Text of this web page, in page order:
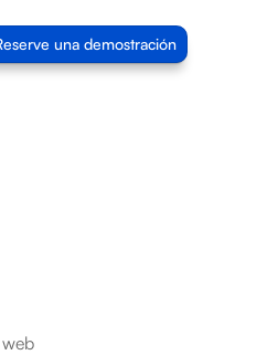
una demostración